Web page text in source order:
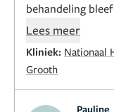
behandeling
het herstel. Ik
Lees meer
Kliniek: Nationaal
Grooth
Pauline